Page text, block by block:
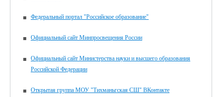
Федеральный портал "Российское образование"
Официальный сайт Минпросвещения России
Официальный сайт Министерства науки и высшего образования
Российской Федерации
Открытая группа МОУ "Тихманьгская СШ" ВКонтакте